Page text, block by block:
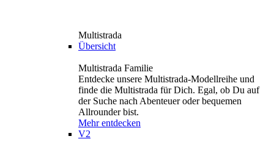
Multistrada
Übersicht
Multistrada Familie
Entdecke unsere Multistrada-Modellreihe und
finde die Multistrada für Dich. Egal, ob Du auf
der Suche nach Abenteuer oder bequemen
Allrounder bist.
Mehr entdecken
V2